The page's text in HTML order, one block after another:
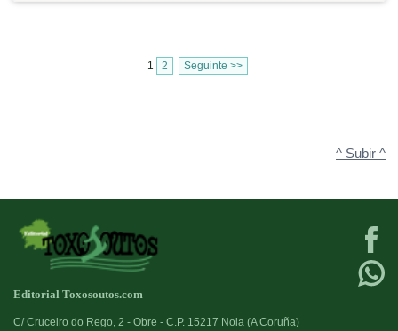
1 2 Seguinte >>
^ Subir ^
Editorial Toxosoutos.com
C/ Cruceiro do Rego, 2 - Obre - C.P. 15217 Noia (A Coruña)